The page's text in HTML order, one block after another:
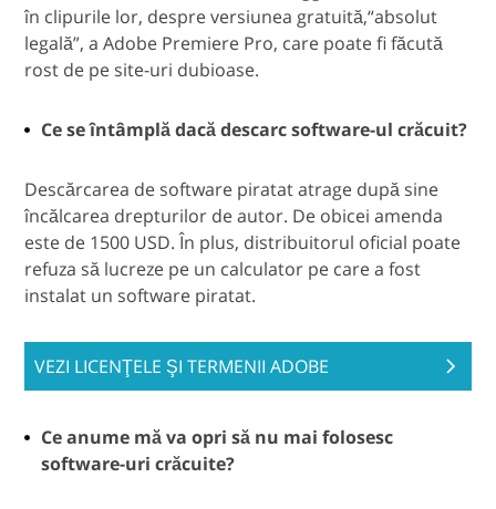
în clipurile lor, despre versiunea gratuită,“absolut
legală”, a Adobe Premiere Pro, care poate fi făcută
rost de pe site-uri dubioase.
Ce se întâmplă dacă descarc software-ul crăcuit?
Descărcarea de software piratat atrage după sine
încălcarea drepturilor de autor. De obicei amenda
este de 1500 USD. În plus, distribuitorul oficial poate
refuza să lucreze pe un calculator pe care a fost
instalat un software piratat.
VEZI LICENŢELE ŞI TERMENII ADOBE
Ce anume mă va opri să nu mai folosesc
software-uri crăcuite?